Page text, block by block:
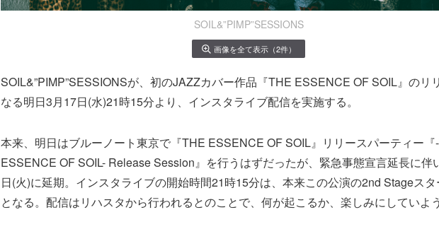
SOIL&”PIMP”SESSIONS
画像を全て表示（2件）
SOIL&”PIMP”SESSIONSが、初のJAZZカバー作品『THE ESSENCE OF SOIL』のリ
なる明日3月17日(水)21時15分より、インスタライブ配信を実施する。
本来、明日はブルーノート東京で『THE ESSENCE OF SOIL』リリースパーティー『
ESSENCE OF SOIL- Release Session』を行うはずだったが、緊急事態宣言延長に伴
日(火)に延期。インスタライブの開始時間21時15分は、本来この公演の2nd Stageス
となる。配信はリハスタから行われるとのことで、何が起こるか、楽しみにしていよう